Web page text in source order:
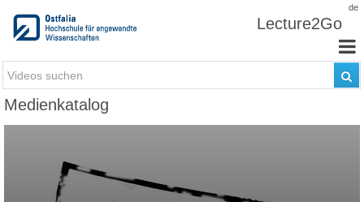
de
Lecture2Go
Medienkatalog